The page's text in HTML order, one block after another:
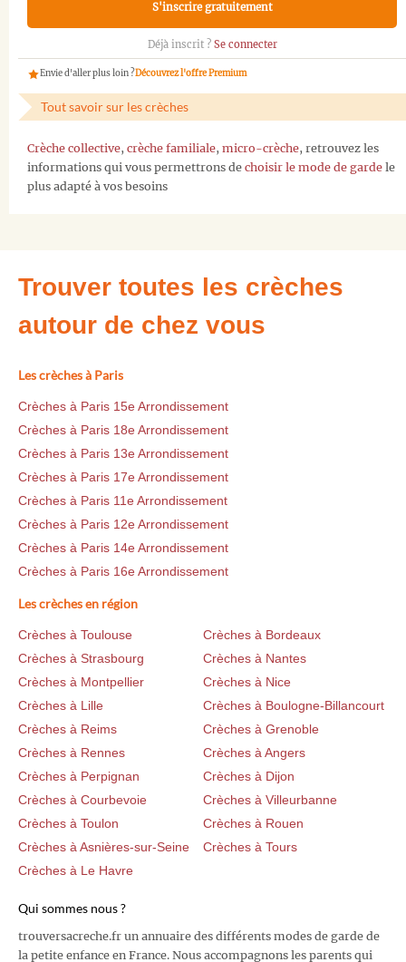
S'inscrire gratuitement
Déjà inscrit ? Se connecter
Envie d'aller plus loin ?Découvrez l'offre Premium
Tout savoir sur les crèches
Crèche collective, crèche familiale, micro-crèche, retrouvez les
informations qui vous permettrons de choisir le mode de garde le
plus adapté à vos besoins
Trouver toutes les crèches
autour de chez vous
Les crèches à Paris
Crèches à Paris 15e Arrondissement
Crèches à Paris 18e Arrondissement
Crèches à Paris 13e Arrondissement
Crèches à Paris 17e Arrondissement
Crèches à Paris 11e Arrondissement
Crèches à Paris 12e Arrondissement
Crèches à Paris 14e Arrondissement
Crèches à Paris 16e Arrondissement
Les crèches en région
Crèches à Toulouse
Crèches à Bordeaux
Crèches à Strasbourg
Crèches à Nantes
Crèches à Montpellier
Crèches à Nice
Crèches à Lille
Crèches à Boulogne-Billancourt
Crèches à Reims
Crèches à Grenoble
Crèches à Rennes
Crèches à Angers
Crèches à Perpignan
Crèches à Dijon
Crèches à Courbevoie
Crèches à Villeurbanne
Crèches à Toulon
Crèches à Rouen
Crèches à Asnières-sur-Seine
Crèches à Tours
Crèches à Le Havre
Qui sommes nous ?
trouversacreche.fr un annuaire des différents modes de garde de
la petite enfance en France. Nous accompagnons les parents qui